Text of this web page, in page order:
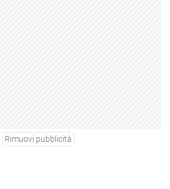
Rimuovi pubblicità